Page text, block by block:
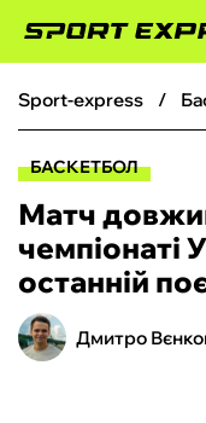
ФУТБОЛ
БОКС
ХОКЕЙ
sport-express
БАСКЕТБОЛ
Матч
чемпіонаті
останній
Дмитро